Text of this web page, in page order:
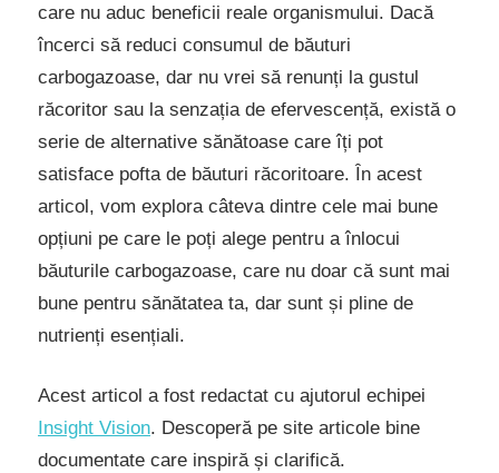
care nu aduc beneficii reale organismului. Dacă
încerci să reduci consumul de băuturi
carbogazoase, dar nu vrei să renunți la gustul
răcoritor sau la senzația de efervescență, există o
serie de alternative sănătoase care îți pot
satisface pofta de băuturi răcoritoare. În acest
articol, vom explora câteva dintre cele mai bune
opțiuni pe care le poți alege pentru a înlocui
băuturile carbogazoase, care nu doar că sunt mai
bune pentru sănătatea ta, dar sunt și pline de
nutrienți esențiali.
Acest articol a fost redactat cu ajutorul echipei
Insight Vision. Descoperă pe site articole bine
documentate care inspiră și clarifică.